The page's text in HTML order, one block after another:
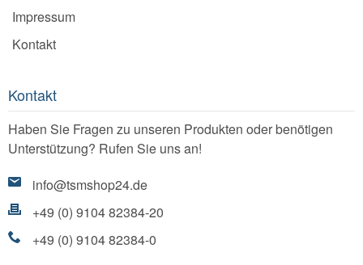
Impressum
Kontakt
Kontakt
Haben Sie Fragen zu unseren Produkten oder benötigen
Unterstützung? Rufen Sie uns an!
info@tsmshop24.de
+49 (0) 9104 82384-20
+49 (0) 9104 82384-0